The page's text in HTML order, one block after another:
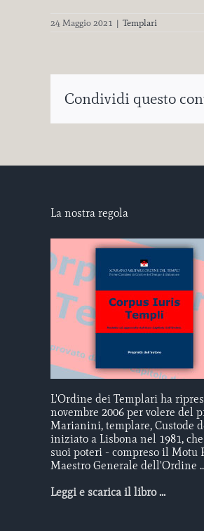
24 Maggio 2021 | Templari
Condividi questo
La nostra regola
L'Ordine dei Templari ha
novembre 2006 per volere del
Marianini, templare, Custode
iniziato a Lisbona nel 1981,
suoi poteri - compreso il Motu
Maestro Generale dell'Ordine
Leggi e scarica il libro ...